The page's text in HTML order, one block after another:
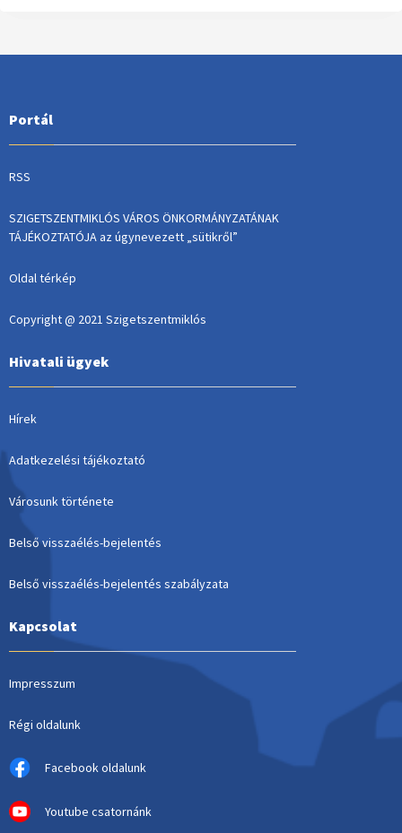
Portál
RSS
SZIGETSZENTMIKLÓS VÁROS ÖNKORMÁNYZATÁNAK
TÁJÉKOZTATÓJA az úgynevezett „sütikről”
Oldal térkép
Copyright @ 2021 Szigetszentmiklós
Hivatali ügyek
Hírek
Adatkezelési tájékoztató
Városunk története
Belső visszaélés-bejelentés
Belső visszaélés-bejelentés szabályzata
Kapcsolat
Impresszum
Régi oldalunk
Facebook oldalunk
Youtube csatornánk